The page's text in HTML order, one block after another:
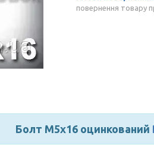
повернення товару
Болт М5х16 оцинкований